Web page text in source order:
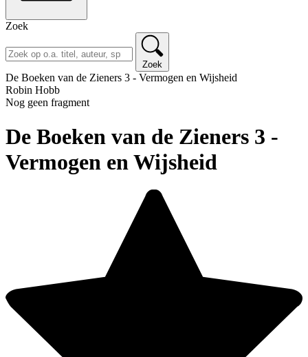
Zoek
Zoek
De Boeken van de Zieners 3 - Vermogen en Wijsheid
Robin Hobb
Nog geen fragment
De Boeken van de Zieners 3 -
Vermogen en Wijsheid